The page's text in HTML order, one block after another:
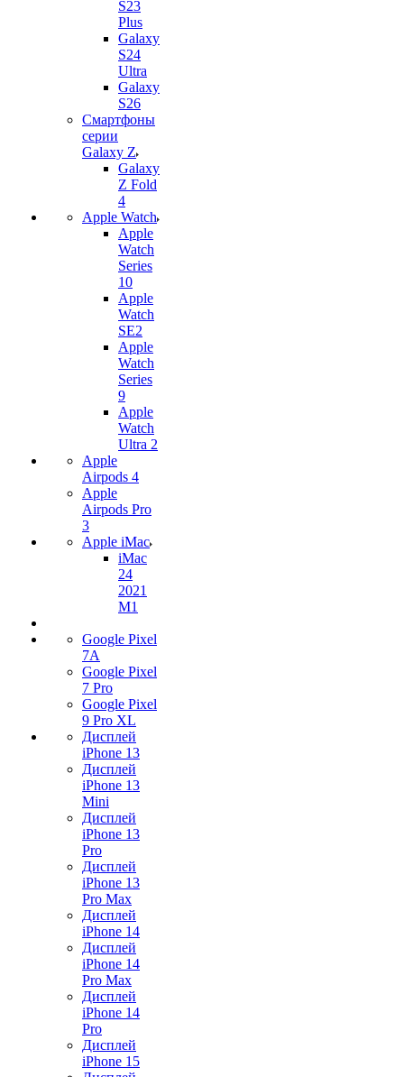
S23
Plus
Galaxy
S24
Ultra
Galaxy
S26
Смартфоны
серии
Galaxy Z
Galaxy
Z Fold
4
Apple Watch
Apple
Watch
Series
10
Apple
Watch
SE2
Apple
Watch
Series
9
Apple
Watch
Ultra 2
Apple
Airpods 4
Apple
Airpods Pro
3
Apple iMac
iMac
24
2021
M1
Google Pixel
7А
Google Pixel
7 Pro
Google Pixel
9 Pro XL
Дисплей
iPhone 13
Дисплей
iPhone 13
Mini
Дисплей
iPhone 13
Pro
Дисплей
iPhone 13
Pro Max
Дисплей
iPhone 14
Дисплей
iPhone 14
Pro Max
Дисплей
iPhone 14
Pro
Дисплей
iPhone 15